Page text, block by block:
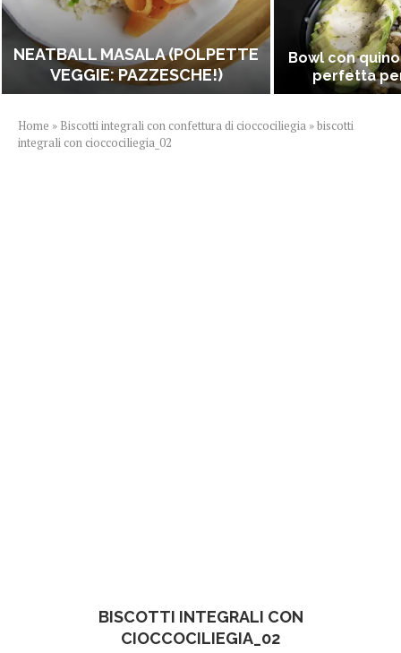
NEATBALL MASALA (POLPETTE
VEGGIE: PAZZESCHE!)
Bowl con
perfetta
Home » Biscotti integrali con confettura di cioccociliegia »biscotti
integrali con cioccociliegia_02
BISCOTTI INTEGRALI CON
CIOCCOCILIEGIA_02